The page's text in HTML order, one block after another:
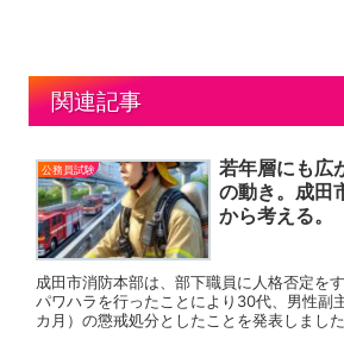
関連記事
公務員試験
若年層にも広
の動き。成田
から考える。
成田市消防本部は、部下職員に人格否定を
パワハラを行ったことにより30代、男性副
カ月）の懲戒処分としたことを発表しました